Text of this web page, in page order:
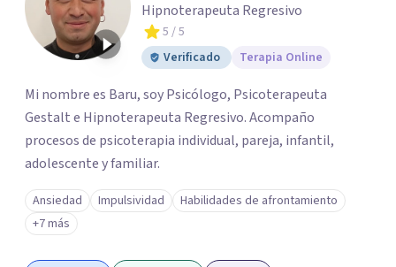
Hipnoterapeuta Regresivo
5 / 5
Verificado
Terapia Online
Mi nombre es Baru, soy Psicólogo, Psicoterapeuta
Gestalt e Hipnoterapeuta Regresivo. Acompaño
procesos de psicoterapia individual, pareja, infantil,
adolescente y familiar.
Ansiedad Impulsividad
Habilidades de afrontamiento
+7 más